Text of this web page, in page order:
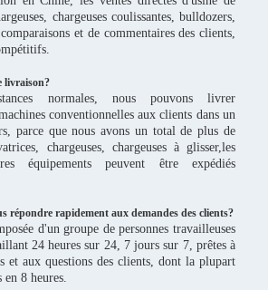
chargeuses coulissantes, bulldozers,
et de commentaires des clients,
livraison?
normales, nous pouvons livrer
conventionnelles aux clients dans un
parce que nous avons un total de plus de
chargeuses, chargeuses à glisser,les
équipements peuvent être expédiés
répondre rapidement aux demandes des clients?
d'un groupe de personnes travailleuses
24 heures sur 24, 7 jours sur 7, prêtes à
et aux questions des clients, dont la plupart
en 8 heures.